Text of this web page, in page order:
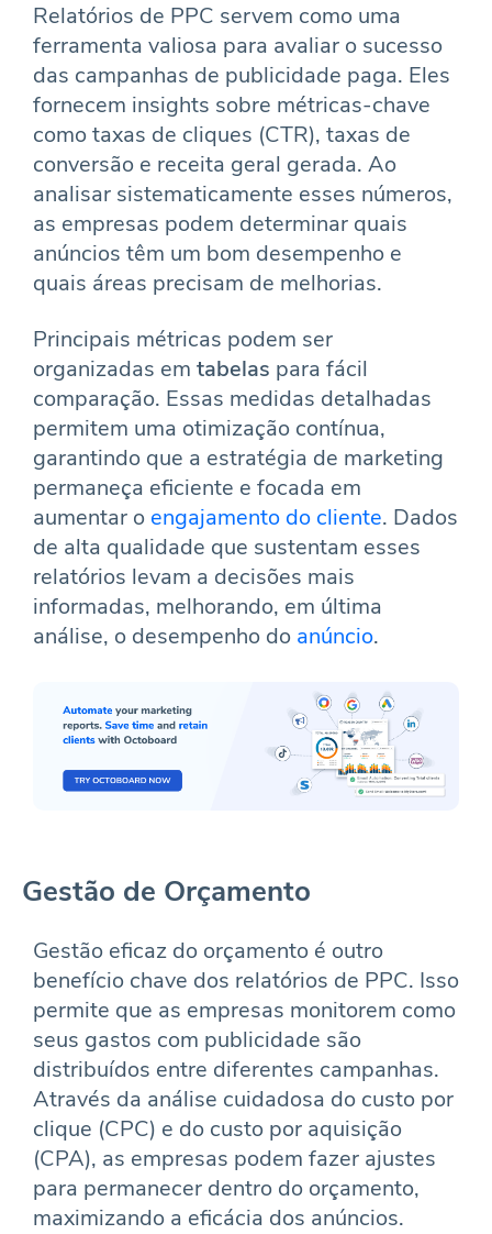
Relatórios de PPC servem como uma
ferramenta valiosa para avaliar o sucesso
das campanhas de publicidade paga. Eles
fornecem insights sobre métricas-chave
como taxas de cliques (CTR), taxas de
conversão e receita geral gerada. Ao
analisar sistematicamente esses números,
as empresas podem determinar quais
anúncios têm um bom desempenho e
quais áreas precisam de melhorias.
Principais métricas podem ser
organizadas em tabelas para fácil
comparação. Essas medidas detalhadas
permitem uma otimização contínua,
garantindo que a estratégia de marketing
permaneça eficiente e focada em
aumentar o engajamento do cliente. Dados
de alta qualidade que sustentam esses
relatórios levam a decisões mais
informadas, melhorando, em última
análise, o desempenho do anúncio.
Gestão de Orçamento
Gestão eficaz do orçamento é outro
benefício chave dos relatórios de PPC. Isso
permite que as empresas monitorem como
seus gastos com publicidade são
distribuídos entre diferentes campanhas.
Através da análise cuidadosa do custo por
clique (CPC) e do custo por aquisição
(CPA), as empresas podem fazer ajustes
para permanecer dentro do orçamento,
maximizando a eficácia dos anúncios.